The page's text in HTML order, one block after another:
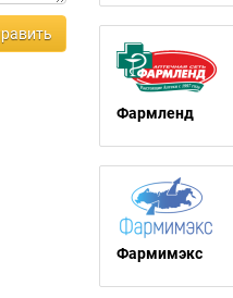
Фармленд
Фармимэкс